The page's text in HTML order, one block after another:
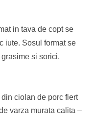
in tava de copt se
iute. Sosul format se
si sorici.
ciolan de porc fiert
varza murata calita –